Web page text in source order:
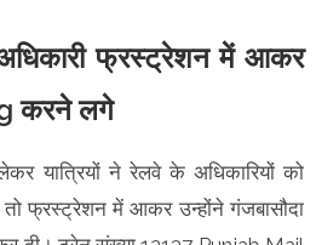
फ्रस्ट्रेशन में आकर
करने लगे
यात्रियों ने रेलवे के अधिकारियों को
फ्रस्ट्रेशन में आकर उन्होंने गंजबासौदा